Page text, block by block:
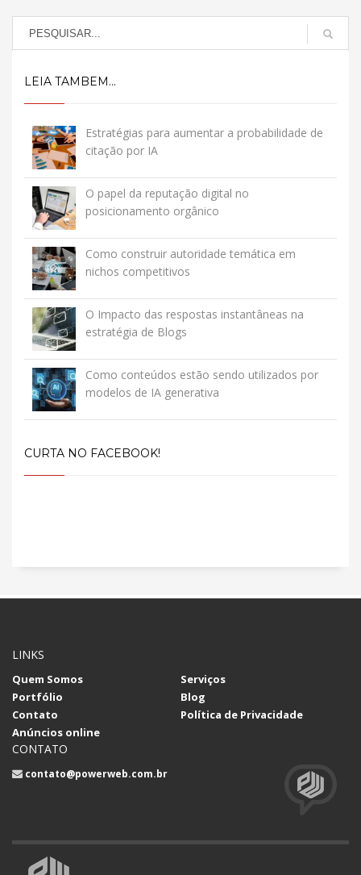
LEIA TAMBEM...
Estratégias para aumentar a probabilidade de
citação por IA
O papel da reputação digital no
posicionamento orgânico
Como construir autoridade temática em
nichos competitivos
O Impacto das respostas instantâneas na
estratégia de Blogs
Como conteúdos estão sendo utilizados por
modelos de IA generativa
CURTA NO FACEBOOK!
LINKS
Quem Somos
Serviços
Portfólio
Blog
Contato
Política de Privacidade
Anúncios online
CONTATO
contato@powerweb.com.br